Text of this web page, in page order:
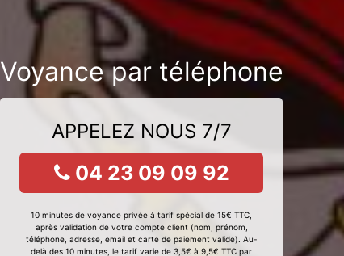
Voyance par téléphone
APPELEZ NOUS 7/7
04 23 09 09 92
10 minutes de voyance privée à tarif spécial de 15€ TTC,
après validation de votre compte client (nom, prénom,
téléphone, adresse, email et carte de paiement valide). Au-
delà des 10 minutes, le tarif varie de 3,5€ à 9,5€ TTC par